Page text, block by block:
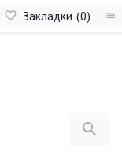
Закладки (0)